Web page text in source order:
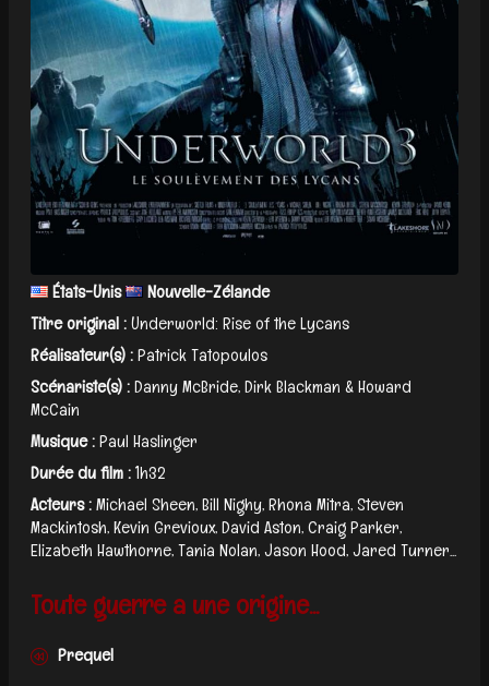
États-Unis
Nouvelle-Zélande
Titre original :Underworld: Rise of the Lycans
Réalisateur(s) :Patrick Tatopoulos
Scénariste(s) :Danny McBride, Dirk Blackman & Howard
McCain
Musique :Paul Haslinger
Durée du film :1h32
Acteurs :Michael Sheen, Bill Nighy, Rhona Mitra, Steven
Mackintosh, Kevin Grevioux, David Aston, Craig Parker,
Elizabeth Hawthorne, Tania Nolan, Jason Hood, Jared Turner...
Toute guerre a une origine...
Prequel